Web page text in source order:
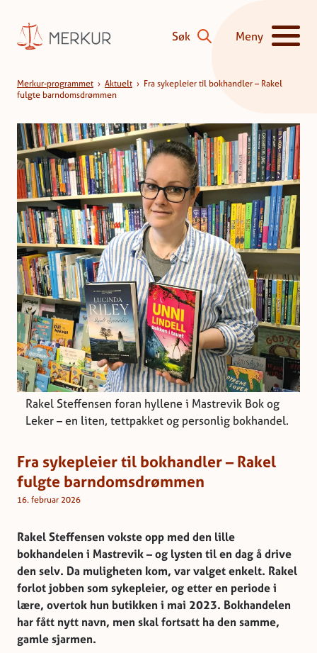
Søk
Meny
Vis/skjul
Merkur-programmet › Aktuelt › Fra sykepleier til bokhandler – Rakel
fulgte barndomsdrømmen
Rakel Steffensen foran hyllene i Mastrevik Bok og
Leker – en liten, tettpakket og personlig bokhandel.
Fra sykepleier til bokhandler – Rakel
fulgte barndomsdrømmen
16. februar 2026
Rakel Steffensen vokste opp med den lille
bokhandelen i Mastrevik – og lysten til en dag å drive
den selv. Da muligheten kom, var valget enkelt. Rakel
forlot jobben som sykepleier, og etter en periode i
lære, overtok hun butikken i mai 2023. Bokhandelen
har fått nytt navn, men skal fortsatt ha den samme,
gamle sjarmen.